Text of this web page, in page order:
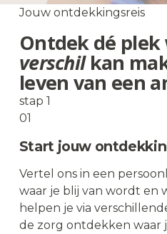
Jouw ontdekkingsreis
Ontdek dé
verschilkan
leven van een
stap 1
01
Start jouw
Vertel ons in een
waar je blij van wordt en
helpen je via
de zorg ontdekken waar